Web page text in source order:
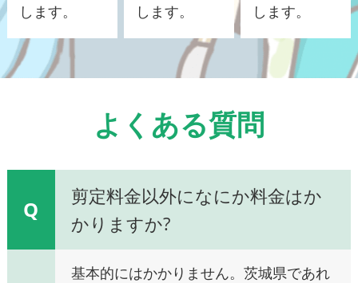
します。
します。
します。
よくある質問
Q
剪定料金以外になにか料金はか
かりますか?
基本的にはかかりません。茨城県であれ